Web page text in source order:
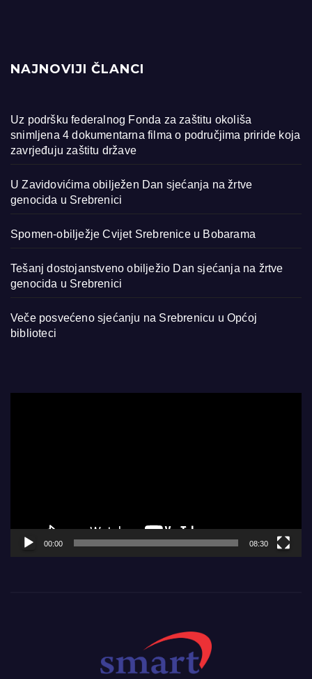
NAJNOVIJI ČLANCI
Uz podršku federalnog Fonda za zaštitu okoliša
snimljena 4 dokumentarna filma o područjima priride koja
zavrjeđuju zaštitu države
U Zavidovićima obilježen Dan sjećanja na žrtve
genocida u Srebrenici
Spomen-obilježje Cvijet Srebrenice u Bobarama
Tešanj dostojanstveno obilježio Dan sjećanja na žrtve
genocida u Srebrenici
Veče posvećeno sjećanju na Srebrenicu u Općoj
biblioteci
00:00 08:30